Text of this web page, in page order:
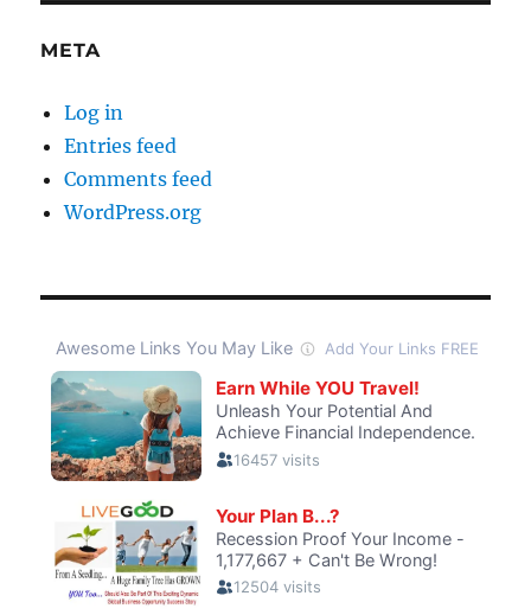
META
Log in
Entries feed
Comments feed
WordPress.org